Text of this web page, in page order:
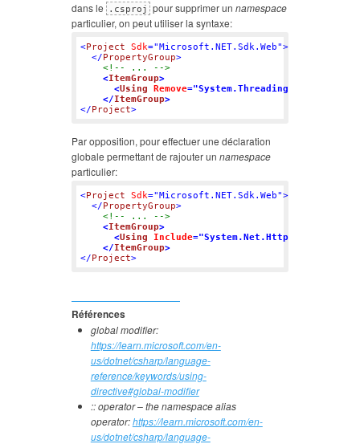
dans le
.csproj pour supprimer un namespace
particulier, on peut utiliser la syntaxe:
<Project Sdk="Microsoft.NET.Sdk.Web">
</PropertyGroup>
<!-- ... -->
<ItemGroup>
<Using Remove="System.Threading.Tasks"
</ItemGroup>
</Project>
Par opposition, pour effectuer une déclaration
globale permettant de rajouter un namespace
particulier:
<Project Sdk="Microsoft.NET.Sdk.Web">
</PropertyGroup>
<!-- ... -->
<ItemGroup>
<Using Include="System.Net.Http"
</ItemGroup>
</Project>
Références
global modifier:
https://learn.microsoft.com/en-
us/dotnet/csharp/language-
reference/keywords/using-
directive#global-modifier
:: operator – the namespace alias
operator:https://learn.microsoft.com/en-
us/dotnet/csharp/language-